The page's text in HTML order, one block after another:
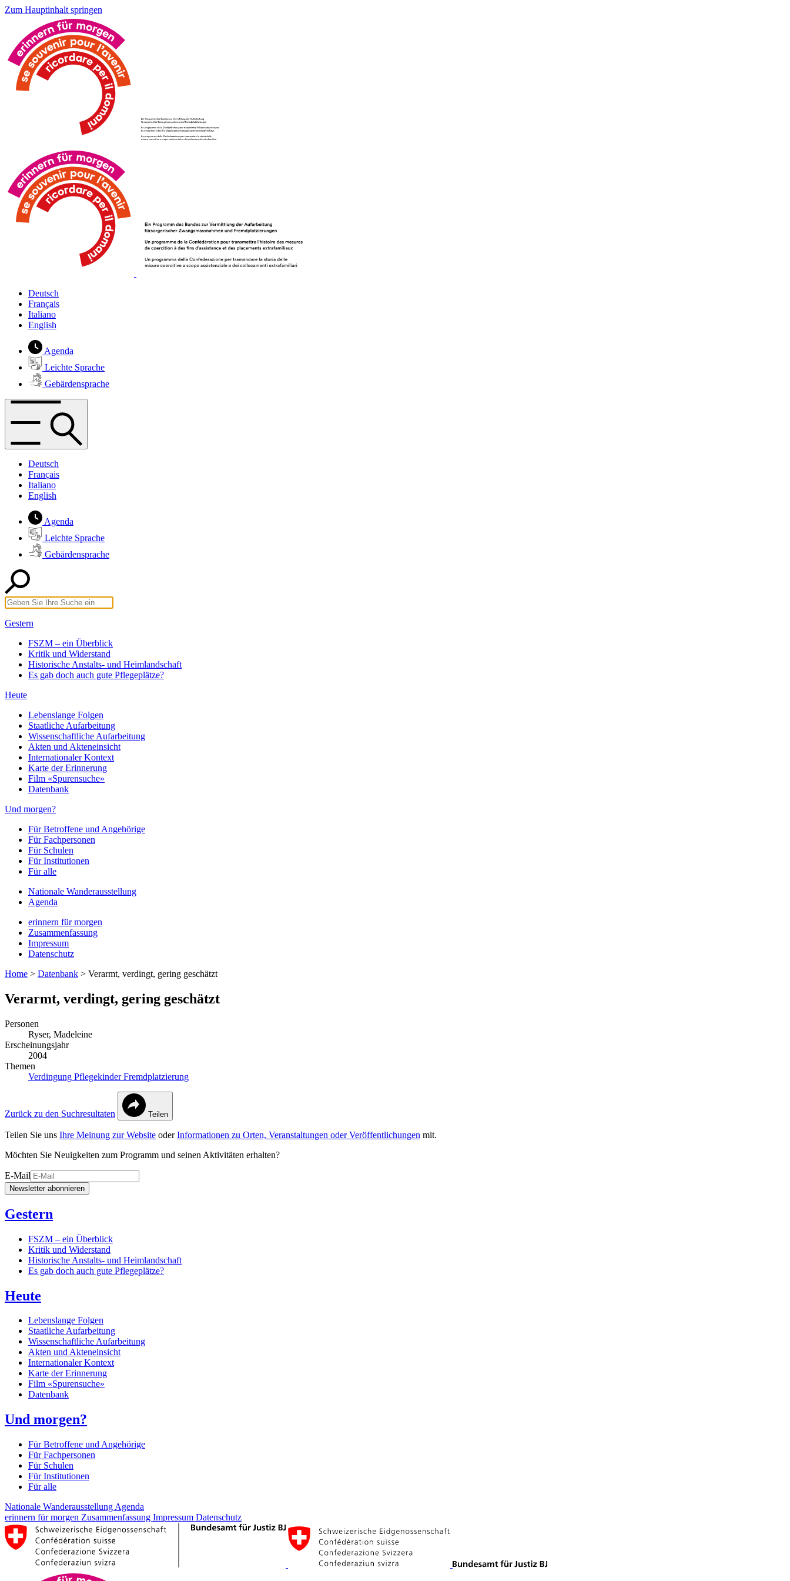
Zum Hauptinhalt springen
Deutsch
Français
Italiano
English
Agenda
Leichte Sprache
Gebärdensprache
Deutsch
Français
Italiano
English
Agenda
Leichte Sprache
Gebärdensprache
Gestern
FSZM – ein Überblick
Kritik und Widerstand
Historische Anstalts- und Heimlandschaft
Es gab doch auch gute Pflegeplätze?
Heute
Lebenslange Folgen
Staatliche Aufarbeitung
Wissenschaftliche Aufarbeitung
Akten und Akteneinsicht
Internationaler Kontext
Karte der Erinnerung
Film «Spurensuche»
Datenbank
Und morgen?
Für Betroffene und Angehörige
Für Fachpersonen
Für Schulen
Für Institutionen
Für alle
Nationale Wanderausstellung
Agenda
erinnern für morgen
Zusammenfassung
Impressum
Datenschutz
Home > Datenbank > Verarmt, verdingt, gering geschätzt
Verarmt, verdingt, gering geschätzt
Personen
Ryser, Madeleine
Erscheinungsjahr
2004
Themen
Verdingung PflegekinderFremdplatzierung
Zurück zu den Suchresultaten Teilen
Teilen Sie uns Ihre Meinung zur Website oderInformationen zu Orten, Veranstaltungen oder Veröffentlichungen mit.
Möchten Sie Neuigkeiten zum Programm und seinen Aktivitäten erhalten?
E-Mail
Newsletter abonnieren
Gestern
FSZM – ein Überblick
Kritik und Widerstand
Historische Anstalts- und Heimlandschaft
Es gab doch auch gute Pflegeplätze?
Heute
Lebenslange Folgen
Staatliche Aufarbeitung
Wissenschaftliche Aufarbeitung
Akten und Akteneinsicht
Internationaler Kontext
Karte der Erinnerung
Film «Spurensuche»
Datenbank
Und morgen?
Für Betroffene und Angehörige
Für Fachpersonen
Für Schulen
Für Institutionen
Für alle
Nationale Wanderausstellung Agenda
erinnern für morgen Zusammenfassung Impressum Datenschutz